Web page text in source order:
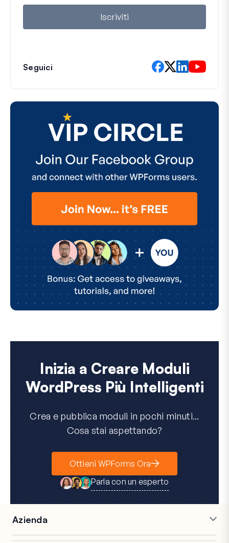
l
Iscriviti
Seguici
Inizia a Creare Moduli
WordPress Più Intelligenti
Crea e pubblica moduli in pochi minuti...
Cosa stai aspettando?
Ottieni WPForms Ora
Parla con un esperto
Azienda
Carriere
Affiliati